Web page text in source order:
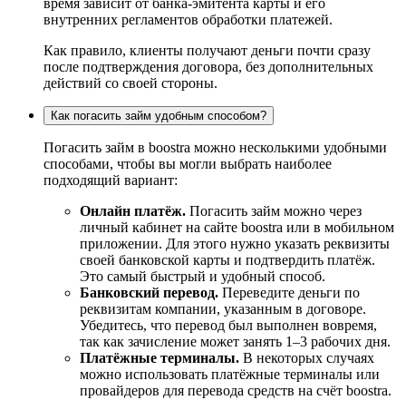
время зависит от банка-эмитента карты и его
внутренних регламентов обработки платежей.
Как правило, клиенты получают деньги почти сразу
после подтверждения договора, без дополнительных
действий со своей стороны.
Как погасить займ удобным способом?
Погасить займ в boostra можно несколькими удобными
способами, чтобы вы могли выбрать наиболее
подходящий вариант:
Онлайн платёж. Погасить займ можно через
личный кабинет на сайте boostra или в мобильном
приложении. Для этого нужно указать реквизиты
своей банковской карты и подтвердить платёж.
Это самый быстрый и удобный способ.
Банковский перевод. Переведите деньги по
реквизитам компании, указанным в договоре.
Убедитесь, что перевод был выполнен вовремя,
так как зачисление может занять 1–3 рабочих дня.
Платёжные терминалы. В некоторых случаях
можно использовать платёжные терминалы или
провайдеров для перевода средств на счёт boostra.